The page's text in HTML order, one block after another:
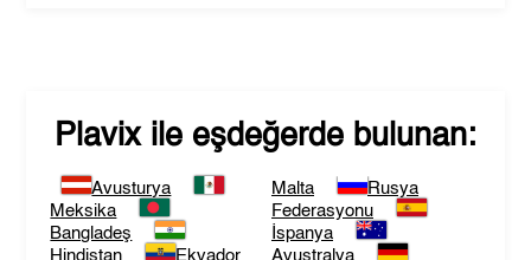
Plavixile eşdeğerde bulunan:
Avusturya
Meksika
Bangladeş
Hindistan
Ekvador
Malta
Rusya
Federasyonu
İspanya
Avustralya